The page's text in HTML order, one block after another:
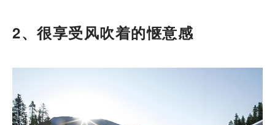
2、很享受风吹着的惬意感